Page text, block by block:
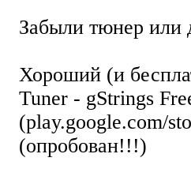
Забыли тюнер или
Хороший (и
Tuner - gStrings
(play.google.com/
(опробован!!!)